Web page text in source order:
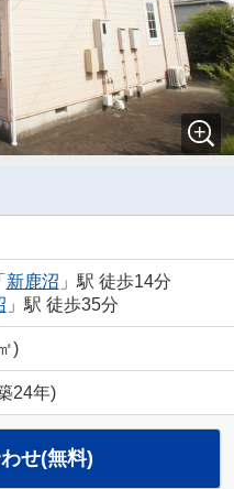
新鹿沼 」駅 徒歩14分
」駅 徒歩35分
)
24年)
せ(無料)